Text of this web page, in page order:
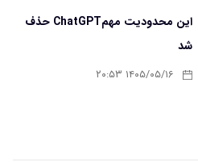
این محدودیت مهمChatGPT حذف
شد
۱۴۰۵/۰۵/۱۶ ۲۰:۵۳